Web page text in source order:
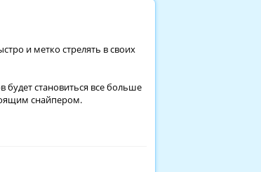
и метко стрелять в своих
становиться все больше
снайпером.